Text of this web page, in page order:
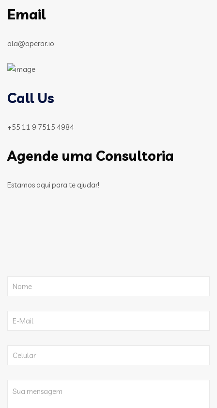
Email
ola@operar.io
Call Us
+55 11 9 7515 4984
Agende uma Consultoria
Estamos aqui para te ajudar!